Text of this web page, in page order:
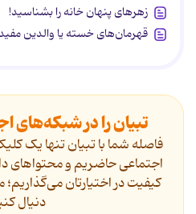
زهرهای پنهان خانه را بشناسید!
قهرمان‌های خسته یا والدین
تبیان را در شبکه‌های
فاصله شما با تبیان تنها یک
اجتماعی حاضریم و محتواهای
کیفیت در اختیارتان
دنیال